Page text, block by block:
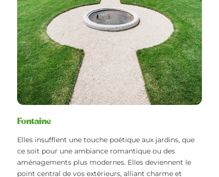
Fontaine
Elles insufflent une touche poétique aux jardins, que
ce soit pour une ambiance romantique ou des
aménagements plus modernes. Elles deviennent le
point central de vos extérieurs, alliant charme et